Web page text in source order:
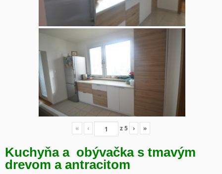
« ‹ z5 › »
Kuchyňa a obývačka s tmavým
drevom a antracitom